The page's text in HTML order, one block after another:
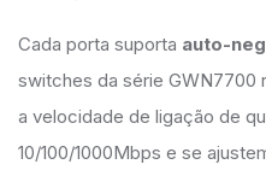
Cada porta suporta auto-
switches da série GWN7700
a velocidade de ligação de
10/100/1000Mbps e se